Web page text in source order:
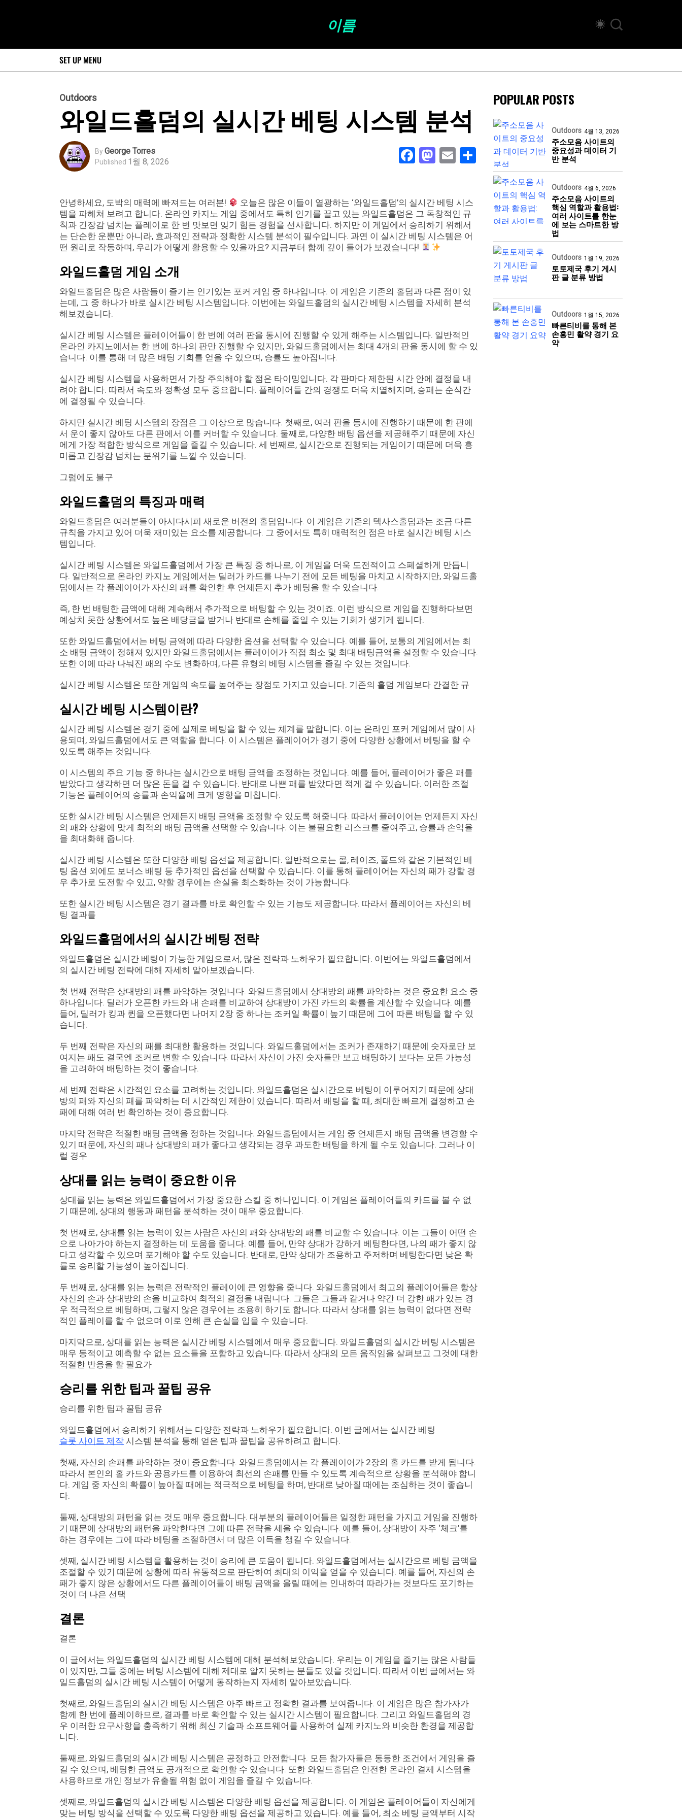
이름
SET UP MENU
Outdoors
와일드홀덤의 실시간 베팅 시스템 분석
ByGeorge Torres
Published 1월 8, 2026 Facebook
Mastodon
EmailShare
안녕하세요, 도박의 매력에 빠져드는 여러분!
오늘은 많은 이들이 열광하는 ‘와일드홀덤’의 실시간 베팅 시스
템을 파헤쳐 보려고 합니다. 온라인 카지노 게임 중에서도 특히 인기를 끌고 있는 와일드홀덤은 그 독창적인 규
칙과 긴장감 넘치는 플레이로 한 번 맛보면 잊기 힘든 경험을 선사합니다. 하지만 이 게임에서 승리하기 위해서
는 단순한 운뿐만 아니라, 효과적인 전략과 정확한 시스템 분석이 필수입니다. 과연 이 실시간 베팅 시스템은 어
떤 원리로 작동하며, 우리가 어떻게 활용할 수 있을까요? 지금부터 함께 깊이 들어가 보겠습니다!
와일드홀덤 게임 소개
와일드홀덤은 많은 사람들이 즐기는 인기있는 포커 게임 중 하나입니다. 이 게임은 기존의 홀덤과 다른 점이 있
는데, 그 중 하나가 바로 실시간 베팅 시스템입니다. 이번에는 와일드홀덤의 실시간 베팅 시스템을 자세히 분석
해보겠습니다.
실시간 베팅 시스템은 플레이어들이 한 번에 여러 판을 동시에 진행할 수 있게 해주는 시스템입니다. 일반적인
온라인 카지노에서는 한 번에 하나의 판만 진행할 수 있지만, 와일드홀덤에서는 최대 4개의 판을 동시에 할 수 있
습니다. 이를 통해 더 많은 배팅 기회를 얻을 수 있으며, 승률도 높아집니다.
실시간 베팅 시스템을 사용하면서 가장 주의해야 할 점은 타이밍입니다. 각 판마다 제한된 시간 안에 결정을 내
려야 합니다. 따라서 속도와 정확성 모두 중요합니다. 플레이어들 간의 경쟁도 더욱 치열해지며, 승패는 순식간
에 결정될 수 있습니다.
하지만 실시간 베팅 시스템의 장점은 그 이상으로 많습니다. 첫째로, 여러 판을 동시에 진행하기 때문에 한 판에
서 운이 좋지 않아도 다른 판에서 이를 커버할 수 있습니다. 둘째로, 다양한 배팅 옵션을 제공해주기 때문에 자신
에게 가장 적합한 방식으로 게임을 즐길 수 있습니다. 세 번째로, 실시간으로 진행되는 게임이기 때문에 더욱 흥
미롭고 긴장감 넘치는 분위기를 느낄 수 있습니다.
그럼에도 불구
와일드홀덤의 특징과 매력
와일드홀덤은 여러분들이 아시다시피 새로운 버전의 홀덤입니다. 이 게임은 기존의 텍사스홀덤과는 조금 다른
규칙을 가지고 있어 더욱 재미있는 요소를 제공합니다. 그 중에서도 특히 매력적인 점은 바로 실시간 베팅 시스
템입니다.
실시간 베팅 시스템은 와일드홀덤에서 가장 큰 특징 중 하나로, 이 게임을 더욱 도전적이고 스페셜하게 만듭니
다. 일반적으로 온라인 카지노 게임에서는 딜러가 카드를 나누기 전에 모든 베팅을 마치고 시작하지만, 와일드홀
덤에서는 각 플레이어가 자신의 패를 확인한 후 언제든지 추가 베팅을 할 수 있습니다.
즉, 한 번 배팅한 금액에 대해 계속해서 추가적으로 배팅할 수 있는 것이죠. 이런 방식으로 게임을 진행하다보면
예상치 못한 상황에서도 높은 배당금을 받거나 반대로 손해를 줄일 수 있는 기회가 생기게 됩니다.
또한 와일드홀덤에서는 베팅 금액에 따라 다양한 옵션을 선택할 수 있습니다. 예를 들어, 보통의 게임에서는 최
소 배팅 금액이 정해져 있지만 와일드홀덤에서는 플레이어가 직접 최소 및 최대 배팅금액을 설정할 수 있습니다.
또한 이에 따라 나눠진 패의 수도 변화하며, 다른 유형의 베팅 시스템을 즐길 수 있는 것입니다.
실시간 베팅 시스템은 또한 게임의 속도를 높여주는 장점도 가지고 있습니다. 기존의 홀덤 게임보다 간결한 규
실시간 베팅 시스템이란?
실시간 베팅 시스템은 경기 중에 실제로 베팅을 할 수 있는 체계를 말합니다. 이는 온라인 포커 게임에서 많이 사
용되며, 와일드홀덤에서도 큰 역할을 합니다. 이 시스템은 플레이어가 경기 중에 다양한 상황에서 베팅을 할 수
있도록 해주는 것입니다.
이 시스템의 주요 기능 중 하나는 실시간으로 배팅 금액을 조정하는 것입니다. 예를 들어, 플레이어가 좋은 패를
받았다고 생각하면 더 많은 돈을 걸 수 있습니다. 반대로 나쁜 패를 받았다면 적게 걸 수 있습니다. 이러한 조절
기능은 플레이어의 승률과 손익율에 크게 영향을 미칩니다.
또한 실시간 베팅 시스템은 언제든지 배팅 금액을 조정할 수 있도록 해줍니다. 따라서 플레이어는 언제든지 자신
의 패와 상황에 맞게 최적의 배팅 금액을 선택할 수 있습니다. 이는 불필요한 리스크를 줄여주고, 승률과 손익율
을 최대화해 줍니다.
실시간 베팅 시스템은 또한 다양한 배팅 옵션을 제공합니다. 일반적으로는 콜, 레이즈, 폴드와 같은 기본적인 배
팅 옵션 외에도 보너스 배팅 등 추가적인 옵션을 선택할 수 있습니다. 이를 통해 플레이어는 자신의 패가 강할 경
우 추가로 도전할 수 있고, 약할 경우에는 손실을 최소화하는 것이 가능합니다.
또한 실시간 베팅 시스템은 경기 결과를 바로 확인할 수 있는 기능도 제공합니다. 따라서 플레이어는 자신의 베
팅 결과를
와일드홀덤에서의 실시간 베팅 전략
와일드홀덤은 실시간 베팅이 가능한 게임으로서, 많은 전략과 노하우가 필요합니다. 이번에는 와일드홀덤에서
의 실시간 베팅 전략에 대해 자세히 알아보겠습니다.
첫 번째 전략은 상대방의 패를 파악하는 것입니다. 와일드홀덤에서 상대방의 패를 파악하는 것은 중요한 요소 중
하나입니다. 딜러가 오픈한 카드와 내 손패를 비교하여 상대방이 가진 카드의 확률을 계산할 수 있습니다. 예를
들어, 딜러가 킹과 퀸을 오픈했다면 나머지 2장 중 하나는 조커일 확률이 높기 때문에 그에 따른 배팅을 할 수 있
습니다.
두 번째 전략은 자신의 패를 최대한 활용하는 것입니다. 와일드홀덤에서는 조커가 존재하기 때문에 숫자로만 보
여지는 패도 결국엔 조커로 변할 수 있습니다. 따라서 자신이 가진 숫자들만 보고 배팅하기 보다는 모든 가능성
을 고려하여 배팅하는 것이 좋습니다.
세 번째 전략은 시간적인 요소를 고려하는 것입니다. 와일드홀덤은 실시간으로 베팅이 이루어지기 때문에 상대
방의 패와 자신의 패를 파악하는 데 시간적인 제한이 있습니다. 따라서 배팅을 할 때, 최대한 빠르게 결정하고 손
패에 대해 여러 번 확인하는 것이 중요합니다.
마지막 전략은 적절한 배팅 금액을 정하는 것입니다. 와일드홀덤에서는 게임 중 언제든지 배팅 금액을 변경할 수
있기 때문에, 자신의 패나 상대방의 패가 좋다고 생각되는 경우 과도한 배팅을 하게 될 수도 있습니다. 그러나 이
럴 경우
상대를 읽는 능력이 중요한 이유
상대를 읽는 능력은 와일드홀덤에서 가장 중요한 스킬 중 하나입니다. 이 게임은 플레이어들의 카드를 볼 수 없
기 때문에, 상대의 행동과 패턴을 분석하는 것이 매우 중요합니다.
첫 번째로, 상대를 읽는 능력이 있는 사람은 자신의 패와 상대방의 패를 비교할 수 있습니다. 이는 그들이 어떤 손
으로 나아가야 하는지 결정하는 데 도움을 줍니다. 예를 들어, 만약 상대가 강하게 베팅한다면, 나의 패가 좋지 않
다고 생각할 수 있으며 포기해야 할 수도 있습니다. 반대로, 만약 상대가 조용하고 주저하며 베팅한다면 낮은 확
률로 승리할 가능성이 높아집니다.
두 번째로, 상대를 읽는 능력은 전략적인 플레이에 큰 영향을 줍니다. 와일드홀덤에서 최고의 플레이어들은 항상
자신의 손과 상대방의 손을 비교하여 최적의 결정을 내립니다. 그들은 그들과 같거나 약간 더 강한 패가 있는 경
우 적극적으로 베팅하며, 그렇지 않은 경우에는 조용히 하기도 합니다. 따라서 상대를 읽는 능력이 없다면 전략
적인 플레이를 할 수 없으며 이로 인해 큰 손실을 입을 수 있습니다.
마지막으로, 상대를 읽는 능력은 실시간 베팅 시스템에서 매우 중요합니다. 와일드홀덤의 실시간 베팅 시스템은
매우 동적이고 예측할 수 없는 요소들을 포함하고 있습니다. 따라서 상대의 모든 움직임을 살펴보고 그것에 대한
적절한 반응을 할 필요가
승리를 위한 팁과 꿀팁 공유
승리를 위한 팁과 꿀팁 공유
와일드홀덤에서 승리하기 위해서는 다양한 전략과 노하우가 필요합니다. 이번 글에서는 실시간 베팅
슬롯 사이트 제작 시스템 분석을 통해 얻은 팁과 꿀팁을 공유하려고 합니다.
첫째, 자신의 손패를 파악하는 것이 중요합니다. 와일드홀덤에서는 각 플레이어가 2장의 홀 카드를 받게 됩니다.
따라서 본인의 홀 카드와 공용카드를 이용하여 최선의 손패를 만들 수 있도록 계속적으로 상황을 분석해야 합니
다. 게임 중 자신의 확률이 높아질 때에는 적극적으로 베팅을 하며, 반대로 낮아질 때에는 조심하는 것이 좋습니
다.
둘째, 상대방의 패턴을 읽는 것도 매우 중요합니다. 대부분의 플레이어들은 일정한 패턴을 가지고 게임을 진행하
기 때문에 상대방의 패턴을 파악한다면 그에 따른 전략을 세울 수 있습니다. 예를 들어, 상대방이 자주 ‘체크’를
하는 경우에는 그에 따라 베팅을 조절하면서 더 많은 이득을 챙길 수 있습니다.
셋째, 실시간 베팅 시스템을 활용하는 것이 승리에 큰 도움이 됩니다. 와일드홀덤에서는 실시간으로 베팅 금액을
조절할 수 있기 때문에 상황에 따라 유동적으로 판단하여 최대의 이익을 얻을 수 있습니다. 예를 들어, 자신의 손
패가 좋지 않은 상황에서도 다른 플레이어들이 배팅 금액을 올릴 때에는 인내하며 따라가는 것보다도 포기하는
것이 더 나은 선택
결론
결론
이 글에서는 와일드홀덤의 실시간 베팅 시스템에 대해 분석해보았습니다. 우리는 이 게임을 즐기는 많은 사람들
이 있지만, 그들 중에는 베팅 시스템에 대해 제대로 알지 못하는 분들도 있을 것입니다. 따라서 이번 글에서는 와
일드홀덤의 실시간 베팅 시스템이 어떻게 동작하는지 자세히 알아보았습니다.
첫째로, 와일드홀덤의 실시간 베팅 시스템은 아주 빠르고 정확한 결과를 보여줍니다. 이 게임은 많은 참가자가
함께 한 번에 플레이하므로, 결과를 바로 확인할 수 있는 실시간 시스템이 필요합니다. 그리고 와일드홀덤의 경
우 이러한 요구사항을 충족하기 위해 최신 기술과 소프트웨어를 사용하여 실제 카지노와 비슷한 환경을 제공합
니다.
둘째로, 와일드홀덤의 실시간 베팅 시스템은 공정하고 안전합니다. 모든 참가자들은 동등한 조건에서 게임을 즐
길 수 있으며, 베팅한 금액도 공개적으로 확인할 수 있습니다. 또한 와일드홀덤은 안전한 온라인 결제 시스템을
사용하므로 개인 정보가 유출될 위험 없이 게임을 즐길 수 있습니다.
셋째로, 와일드홀덤의 실시간 베팅 시스템은 다양한 배팅 옵션을 제공합니다. 이 게임은 플레이어들이 자신에게
맞는 베팅 방식을 선택할 수 있도록 다양한 배팅 옵션을 제공하고 있습니다. 예를 들어, 최소 베팅 금액부터 시작
POPULAR POSTS
Outdoors 4월 13, 2026
주소모음 사이트의
중요성과 데이터 기
반 분석
Outdoors 4월 6, 2026
주소모음 사이트의
핵심 역할과 활용법:
여러 사이트를 한눈
에 보는 스마트한 방
법
Outdoors 1월 19, 2026
토토제국 후기 게시
판 글 분류 방법
Outdoors 1월 15, 2026
빠른티비를 통해 본
손흥민 활약 경기 요
약